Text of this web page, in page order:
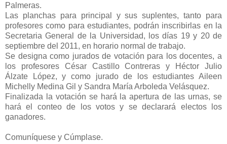
Palmeras.
Las planchas para principal y sus suplentes, tanto para
profesores como para estudiantes, podrán inscribirlas en la
Secretaria General de la Universidad, los días 19 y 20 de
septiembre del 2011, en horario normal de trabajo.
Se designa como jurados de votación para los docentes, a
los profesores César Castillo Contreras y Héctor Julio
Álzate López, y como jurado de los estudiantes Aileen
Michelly Medina Gil y Sandra María Arboleda Velásquez.
Finalizada la votación se hará la apertura de las urnas, se
hará el conteo de los votos y se declarará electos los
ganadores.
Comuníquese y Cúmplase.